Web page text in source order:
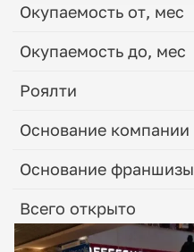
Окупаемость от, мес
Окупаемость до, мес
Роялти
Основание компании
Основание франшизы
Всего открыто